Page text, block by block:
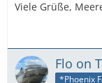
Viele Grüße,
Flo on
*Phoenix